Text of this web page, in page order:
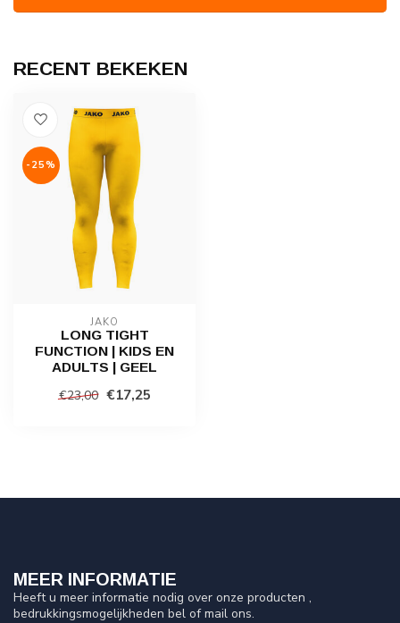
RECENT BEKEKEN
-25%
JAKO
LONG TIGHT
FUNCTION | KIDS EN
ADULTS | GEEL
€23,00 €17,25
MEER INFORMATIE
Heeft u meer informatie nodig over onze producten ,
bedrukkingsmogelijkheden bel of mail ons.